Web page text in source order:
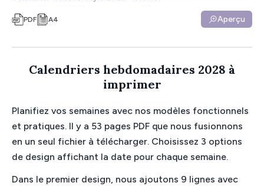
PDF A4 Aperçu
Calendriers hebdomadaires 2028 à
imprimer
Planifiez vos semaines avec nos modèles fonctionnels
et pratiques. Il y a 53 pages PDF que nous fusionnons
en un seul fichier à télécharger. Choisissez 3 options
de design affichant la date pour chaque semaine.
Dans le premier design, nous ajoutons 9 lignes avec